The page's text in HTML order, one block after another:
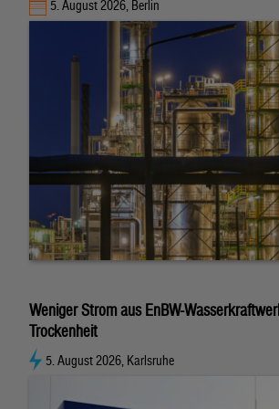
5. August 2026, Berlin
Weniger Strom aus EnBW-
Trockenheit
5. August 2026, Karlsruhe